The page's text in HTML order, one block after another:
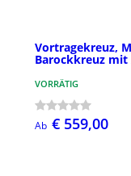
Vortragekreuz,
Barockkreuz
VORRÄTIG
Ab € 559,00